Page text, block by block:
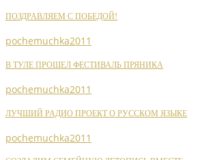
ПОЗДРАВЛЯЕМ С ПОБЕДОЙ!
pochemuchka2011
В ТУЛЕ ПРОШЕЛ ФЕСТИВАЛЬ ПРЯНИКА
pochemuchka2011
ЛУЧШИЙ РАДИО ПРОЕКТ О РУССКОМ ЯЗЫКЕ
pochemuchka2011